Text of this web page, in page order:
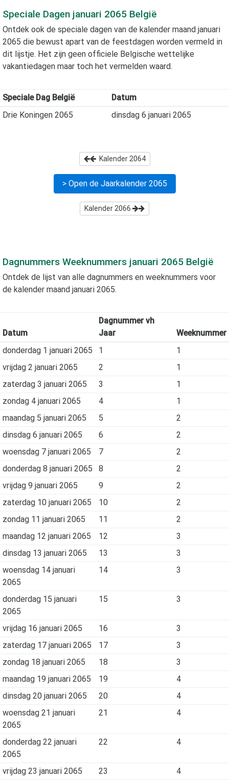
Speciale Dagen januari 2065 België
Ontdek ook de speciale dagen van de kalender maand januari
2065 die bewust apart van de feestdagen worden vermeld in
dit lijstje. Het zijn geen officiele Belgische wettelijke
vakantiedagen maar toch het vermelden waard.
Speciale Dag België
Datum
Drie Koningen 2065
dinsdag 6 januari 2065
Kalender 2064
> Open de Jaarkalender 2065
Kalender 2066
Dagnummers Weeknummers januari 2065 België
Ontdek de lijst van alle dagnummers en weeknummers voor
de kalender maand januari 2065.
Datum
Dagnummer vh
Jaar
Weeknummer
donderdag 1 januari 2065
1
1
vrijdag 2 januari 2065
2
1
zaterdag 3 januari 2065
3
1
zondag 4 januari 2065
4
1
maandag 5 januari 2065
5
2
dinsdag 6 januari 2065
6
2
woensdag 7 januari 2065
7
2
donderdag 8 januari 2065
8
2
vrijdag 9 januari 2065
9
2
zaterdag 10 januari 2065
10
2
zondag 11 januari 2065
11
2
maandag 12 januari 2065
12
3
dinsdag 13 januari 2065
13
3
woensdag 14 januari
2065
14 3
donderdag 15 januari
2065
15 3
vrijdag 16 januari 2065 16
3
zaterdag 17 januari 2065
17
3
zondag 18 januari 2065
18
3
maandag 19 januari 2065
19
4
dinsdag 20 januari 2065
20
4
woensdag 21 januari
2065
21 4
donderdag 22 januari
2065
22 4
vrijdag 23 januari 2065 23 4